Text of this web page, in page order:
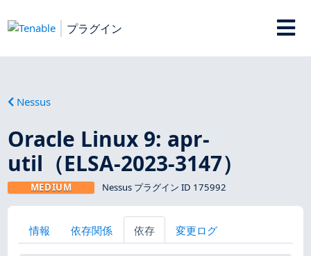
プラグイン
Nessus
Oracle Linux 9: apr-
util（ELSA-2023-3147）
MEDIUM Nessus プラグイン ID 175992
情報 依存関係 依存 変更ログ